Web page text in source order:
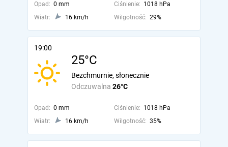
Opad: 0 mm Ciśnienie: 1018 hPa
Wiatr:
16 km/h Wilgotność: 29%
19:00
25°C
Odczuwalna 26°C
Bezchmurnie, słonecznie
Opad: 0 mm Ciśnienie: 1018 hPa
Wiatr:
16 km/h Wilgotność: 35%